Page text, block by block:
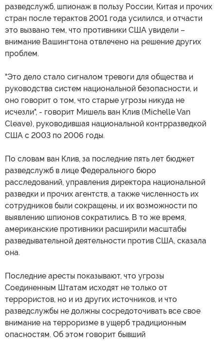
разведслужб, шпионаж в пользу России, Китая и прочих
стран после терактов 2001 года усилился, и отчасти
это вызвано тем, что противники США увидели –
внимание Вашингтона отвлечено на решение других
проблем.
"Это дело стало сигналом тревоги для общества и
руководства систем национальной безопасности, и
оно говорит о том, что старые угрозы никуда не
исчезли", - говорит Мишель ван Клив (Michelle Van
Cleave), руководившая национальной контрразведкой
США с 2003 по 2006 годы.
По словам ван Клив, за последние пять лет бюджет
разведслужб в лице Федерального бюро
расследований, управления директора национальной
разведки и прочих агентств, а также численность их
сотрудников были сокращены, и их возможности по
выявлению шпионов сократились. В то же время,
американские противники расширили масштабы
разведывательной деятельности против США, сказала
она.
Последние аресты показывают, что угрозы
Соединенным Штатам исходят не только от
террористов, но и из других источников, и что
разведслужбы не должны сосредоточивать все свое
внимание на терроризме в ущерб традиционным
опасностям. Об этом говорит бывший